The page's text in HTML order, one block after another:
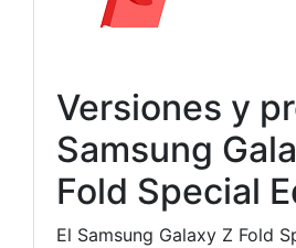
Versiones y
Samsung
Fold Special
El Samsung Galaxy Z Fold